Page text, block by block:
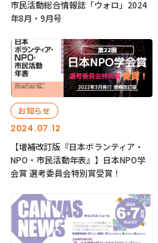
市民活動総合情報誌「ウォロ」2024
年8月・9月号
2024.07.12
お知らせ
【増補改訂版『日本ボランティア・
NPO・市民活動年表』】日本NPO学
会賞 選考委員会特別賞受賞！